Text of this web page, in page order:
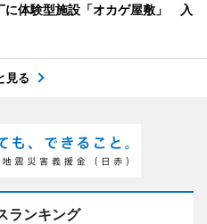
に体験型施設「オカゲ屋敷」 入
見る
ランキング